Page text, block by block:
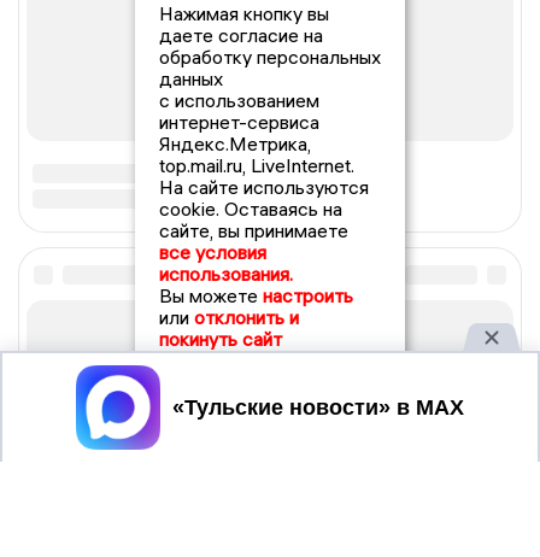
Нажимая кнопку вы
даете согласие на
обработку персональных
данных
с использованием
интернет-сервиса
Яндекс.Метрика,
top.mail.ru, LiveInternet.
На сайте используются
cookie. Оставаясь на
сайте, вы принимаете
все условия
использования.
Вы можете настроить
или отклонить и
покинуть сайт
Принять